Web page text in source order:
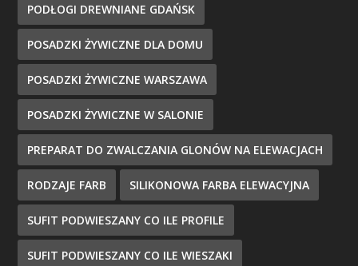
PODŁOGI DREWNIANE GDAŃSK
POSADZKI ŻYWICZNE DLA DOMU
POSADZKI ŻYWICZNE WARSZAWA
POSADZKI ŻYWICZNE W SALONIE
PREPARAT DO ZWALCZANIA GLONÓW NA ELEWACJACH
RODZAJE FARB SILIKONOWA FARBA ELEWACYJNA
SUFIT PODWIESZANY CO ILE PROFILE
SUFIT PODWIESZANY CO ILE WIESZAKI